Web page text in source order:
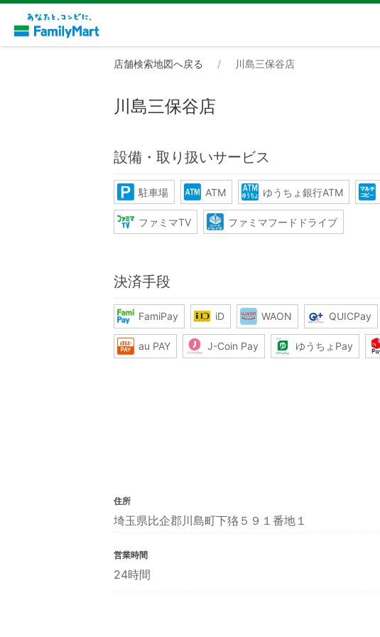
店舗検索地図へ戻る 川島三保谷店
川島三保谷店
設備・取り扱いサービス
駐車場 ATM ゆうちょ銀行ATM
ファミマTV ファミマフードドライブ
決済手段
FamiPay iD WAON QUICPay
au PAY J-Coin Pay ゆうちょPay
住所
埼玉県比企郡川島町下狢５９１番地１
営業時間
24時間